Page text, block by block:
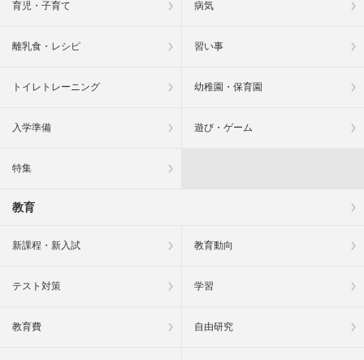
育児・子育て 病気
離乳食・レシピ 習い事
トイレトレーニング 幼稚園・保育園
入学準備 遊び・ゲーム
特集
教育
新課程・新入試 教育動向
テスト対策 学習
教育費 自由研究